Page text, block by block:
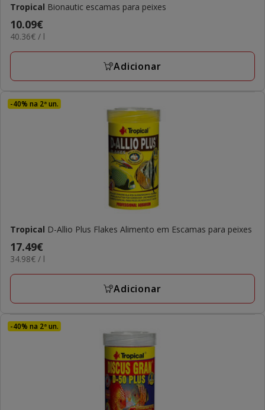
Tropical Bionautic escamas para peixes
Preço
10.09€
10.09€
40.36€
L
40.36€ / l
Adicionar
-40% na 2ª un.
Tropical D-Allio Plus Flakes Alimento em Escamas para peixes
Preço
17.49€
17.49€
34.98€
L
34.98€ / l
Adicionar
-40% na 2ª un.